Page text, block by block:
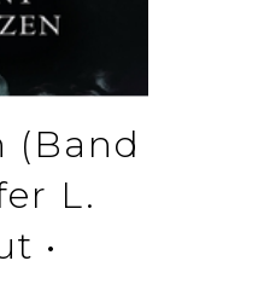
(Band
L.
•